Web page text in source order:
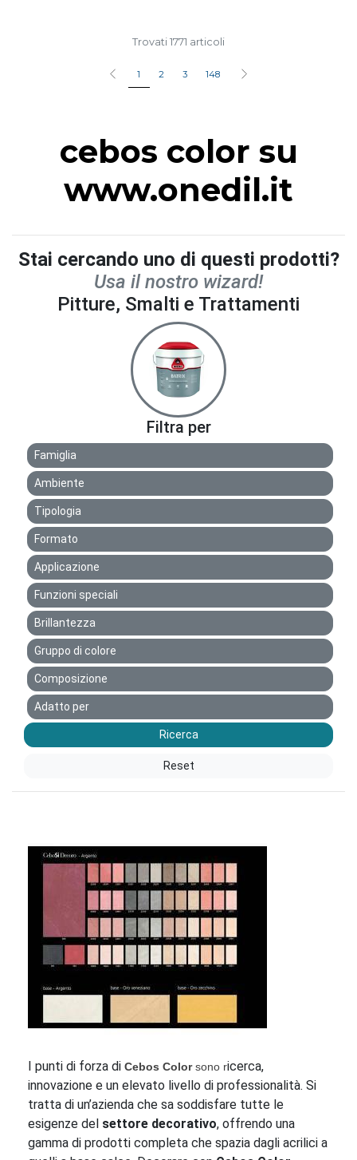
Trovati 1771 articoli
1 2 3 148
cebos color su
www.onedil.it
Stai cercando uno di questi prodotti?
Usa il nostro wizard!
Pitture, Smalti e Trattamenti
Filtra per
Famiglia
Ambiente
Tipologia
Formato
Applicazione
Funzioni speciali
Brillantezza
Gruppo di colore
Composizione
Adatto per
Ricerca
Reset
I punti di forza di Cebos Colorsono ricerca,
innovazione e un elevato livello di professionalità. Si
tratta di un’azienda che sa soddisfare tutte le
esigenze del settore decorativo, offrendo una
gamma di prodotti completa che spazia dagli acrilici a